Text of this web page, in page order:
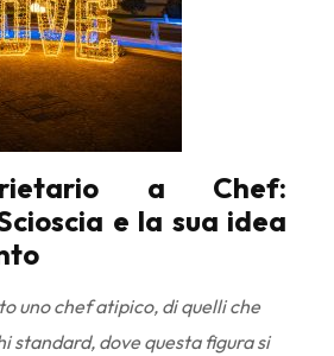
a Chef:
e la sua idea
uno chef atipico, di quelli che
standard, dove questa figura si